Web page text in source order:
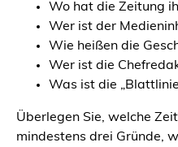
Wo hat die Zeitung
Wer ist der
Wie heißen die
Wer ist die
Was ist die
Überlegen Sie, welche
mindestens drei Gründe,